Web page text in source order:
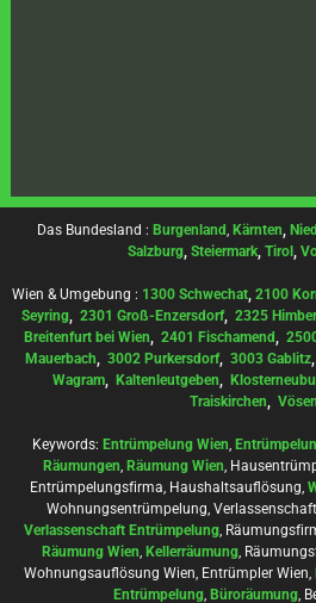
Das Bundesland : Burgenland, Kärnten,
Salzburg, Steiermark, Tirol ,
Wien & Umgebung : 1300 Schwechat, 2100
Seyring, 2301 Groß-Enzersdorf, 2325
Breitenfurt bei Wien, 2401 Fischamend,
Mauerbach, 3002 Purkersdorf, 3003 Gablitz,
Wagram, Kaltenleutgeben,
Traiskirchen,
Keywords: Entrümpelung Wien,
Räumungen, Räumung Wien,
Entrümpelungsfirma, Haushaltsauflösung,
Wohnungsentrümpelung,
Verlassenschaft Entrümpelung,
Räumung Wien, Kellerräumung,
Wohnungsauflösung Wien, Entrümpler Wien,
Entrümpelung, Büroräumung,